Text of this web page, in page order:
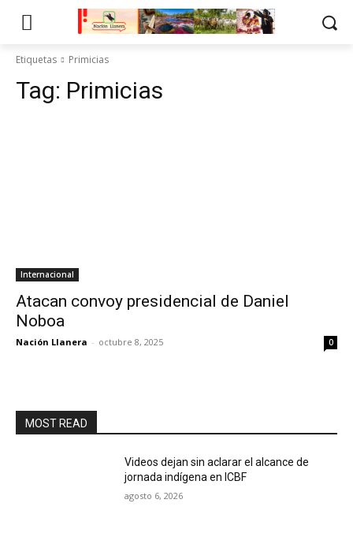
Etiquetas Primicias
Tag: Primicias
Internacional
Atacan convoy presidencial de Daniel
Noboa
Nación Llanera - octubre 8, 2025 0
MOST READ
Videos dejan sin aclarar el alcance de
jornada indígena en ICBF
agosto 6, 2026